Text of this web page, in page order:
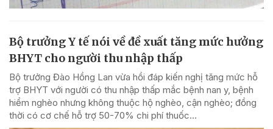
Bộ trưởng Y tế nói về đề xuất tăng mức hưởng
BHYT cho người thu nhập thấp
Bộ trưởng Đào Hồng Lan vừa hồi đáp kiến nghị tăng mức hỗ
trợ BHYT với người có thu nhập thấp mắc bệnh nan y, bệnh
hiểm nghèo nhưng không thuộc hộ nghèo, cận nghèo; đồng
thời có cơ chế hỗ trợ 50-70% chi phí thuốc...